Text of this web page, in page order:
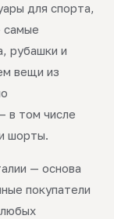
для спорта,
самые
рубашки и
вещи из
в том числе
шорты.
— основа
покупатели